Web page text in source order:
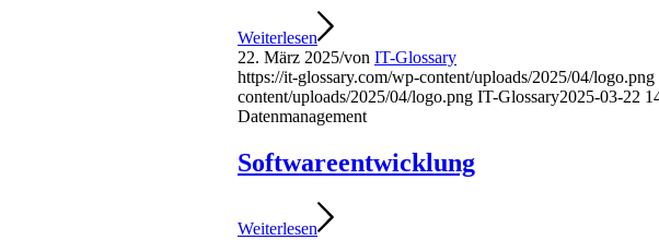
Weiterlesen
22. März 2025/von IT-Glossary
https://it-glossary.com/wp-content/uploads/2025/04/logo.png
content/uploads/2025/04/logo.png IT-Glossary2025-03-22
Datenmanagement
Softwareentwicklung
Weiterlesen